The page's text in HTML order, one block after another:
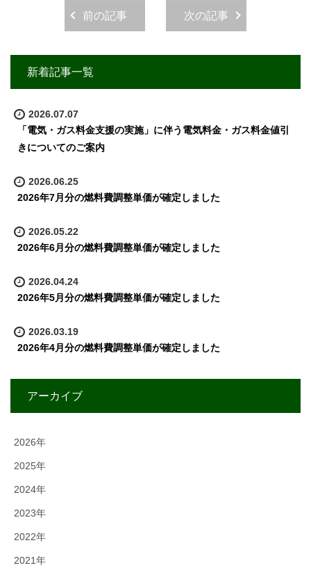
前の記事 次の記事
新着記事一覧
2026.07.07
「電気・ガス料金支援の実施」に伴う電気料金・ガス料金値引
きについてのご案内
2026.06.25
2026年7月分の燃料費調整単価が確定しました
2026.05.22
2026年6月分の燃料費調整単価が確定しました
2026.04.24
2026年5月分の燃料費調整単価が確定しました
2026.03.19
2026年4月分の燃料費調整単価が確定しました
アーカイブ
2026年
2025年
2024年
2023年
2022年
2021年